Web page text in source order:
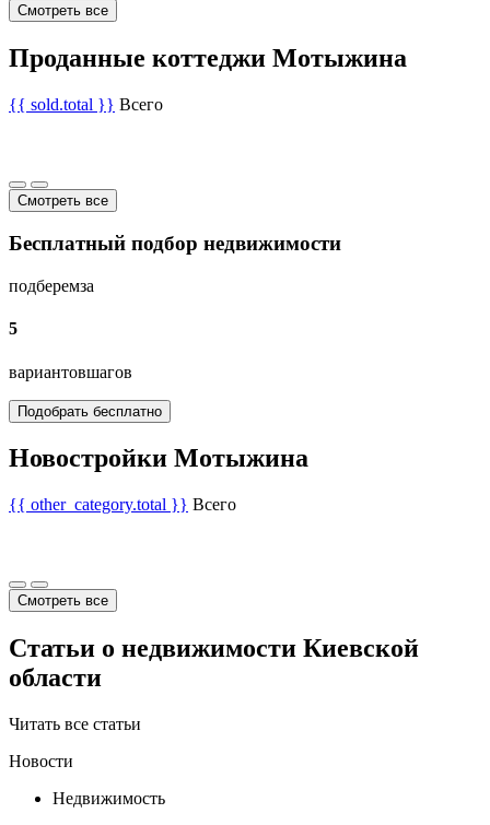
Смотреть все
Проданные коттеджи Мотыжина
{{ sold.total }} Всего
Смотреть все
Бесплатный подбор недвижимости
подберемза
5
вариантовшагов
Подобрать бесплатно
Новостройки Мотыжина
{{ other_category.total }} Всего
Смотреть все
Статьи о недвижимости Киевской
области
Читать все статьи
Новости
Недвижимость